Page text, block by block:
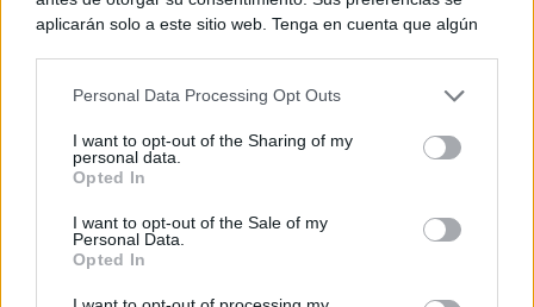
aplicarán solo a este sitio web. Tenga en cuenta que algún
rechazar tal procesamiento. Puede cambiar sus preferencias
a este sitio y haciendo clic en el botón "Privacidad" en la
parte inferior de la página web.
Please note that this website/app uses one or more Google
services and may gather and store information including but
not limited to your visit or usage behaviour. You may click to
Personal Data Processing Opt Outs
I want to opt-out of the Sharing of my
personal data.
Opted In
I want to opt-out of the Sale of my
Personal Data.
Opted In